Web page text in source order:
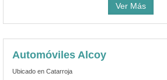
Ver Más
Automóviles Alcoy
Ubicado en Catarroja